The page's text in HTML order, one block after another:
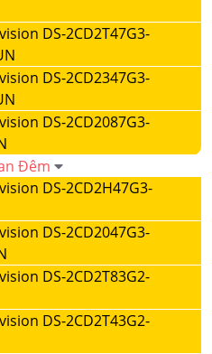
DS-2CD2T47G3-
DS-2CD2347G3-
DS-2CD2087G3-
Đêm
DS-2CD2H47G3-
DS-2CD2047G3-
DS-2CD2T83G2-
DS-2CD2T43G2-